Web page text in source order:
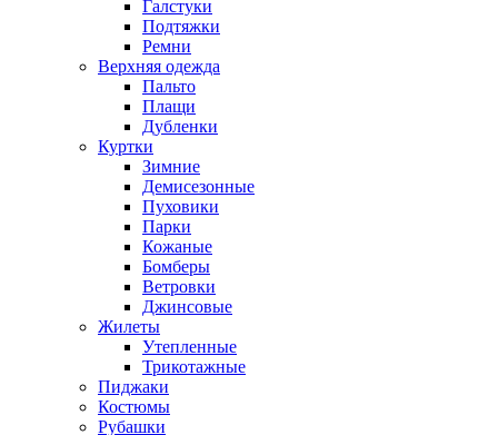
Галстуки
Подтяжки
Ремни
Верхняя одежда
Пальто
Плащи
Дубленки
Куртки
Зимние
Демисезонные
Пуховики
Парки
Кожаные
Бомберы
Ветровки
Джинсовые
Жилеты
Утепленные
Трикотажные
Пиджаки
Костюмы
Рубашки